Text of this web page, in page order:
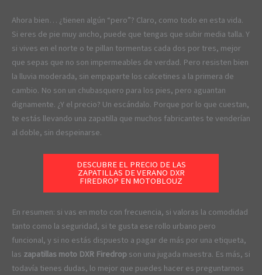
Ahora bien… ¿tienen algún “pero”? Claro, como todo en esta vida.
Si eres de pie muy ancho, puede que tengas que subir media talla. Y
si vives en el norte o te pillan tormentas cada dos por tres, mejor
que sepas que no son impermeables de verdad. Pero resisten bien
la lluvia moderada, sin empaparte los calcetines a la primera de
cambio. No son un chubasquero para los pies, pero aguantan
dignamente. ¿Y el precio? Un escándalo. Porque por lo que cuestan,
te estás llevando una zapatilla que muchos fabricantes te venderían
al doble, sin despeinarse.
DESCUBRE EL PRECIO DE LAS
ZAPATILLAS DE VERANO DXR
FIREDROP EN MOTOBLOUZ
En resumen: si vas en moto con frecuencia, si valoras la comodidad
tanto como la seguridad, si te gusta ese rollo urbano pero
funcional, y si no estás dispuesto a pagar de más por una etiqueta,
las zapatillas moto DXR Firedropson una jugada maestra. Es más, si
todavía tienes dudas, lo mejor que puedes hacer es preguntarnos